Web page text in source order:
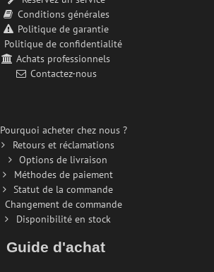
Conditions générales
Politique de garantie
Politique de confidentialité
Achats professionnels
Contactez-nous
Pourquoi acheter chez nous ?
Retours et réclamations
Options de livraison
Méthodes de paiement
Statut de la commande
Changement de commande
Disponibilité en stock
Guide d'achat